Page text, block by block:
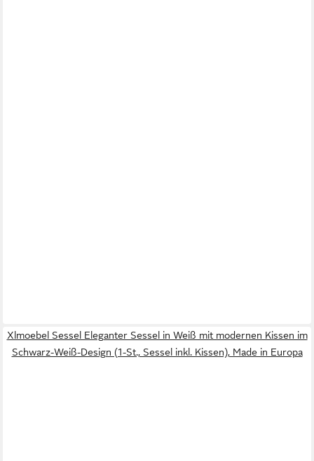
Xlmoebel Sessel Eleganter Sessel in Weiß mit modernen Kissen im
Schwarz-Weiß-Design (1-St., Sessel inkl. Kissen), Made in Europa